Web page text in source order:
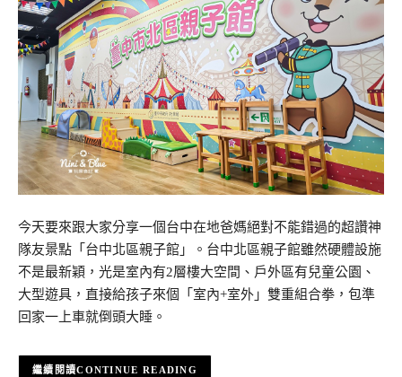
今天要來跟大家分享一個台中在地爸媽絕對不能錯過的超讚神
隊友景點「台中北區親子館」。台中北區親子館雖然硬體設施
不是最新穎，光是室內有2層樓大空間、戶外區有兒童公園、
大型遊具，直接給孩子來個「室內+室外」雙重組合拳，包準
回家一上車就倒頭大睡。
CONTINUE READING